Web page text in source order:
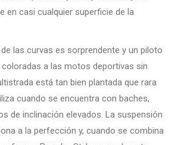
en casi cualquier superficie de la
las curvas es sorprendente y un piloto
a las motos deportivas sin
está tan bien plantada que rara
cuando se encuentra con baches,
de inclinación elevados. La suspensión
a la perfección y, cuando se combina